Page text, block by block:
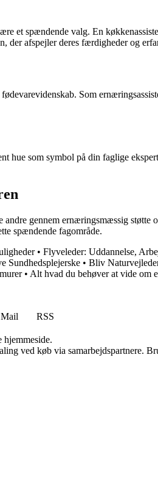
et spændende valg. En
der afspejler deres færdigheder og
Som
hue som symbol på din faglige
gennem ernæringsmæssig støtte
spændende fagområde.
• Flyveleder: Uddannelse,
Sundhedsplejerske • Bliv
• Alt hvad du behøver at vide om
Mail
RSS
ved køb via samarbejdspartnere.